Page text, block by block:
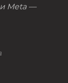
Meta —